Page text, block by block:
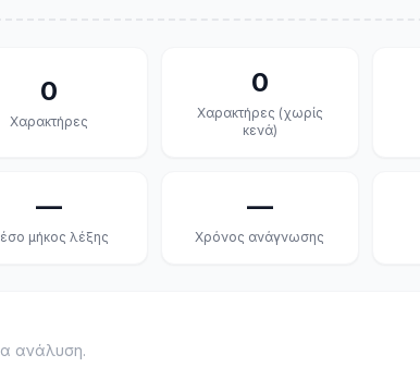
0
Χαρακτήρες
0
Χαρακτήρες (χωρίς
κενά)
—
μήκος λέξης
—
Χρόνος ανάγνωσης
ανάλυση.